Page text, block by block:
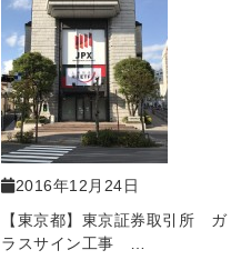
2016年12月24日
【東京都】東京証券取引所 ガ
ラスサイン工事 …